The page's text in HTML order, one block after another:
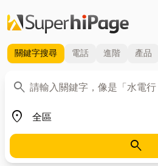
關鍵字搜尋 電話 進階 產品
search
關鍵字
place
地區
search